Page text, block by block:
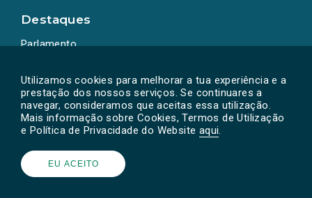
Utilizamos cookies para melhorar a tua experiência e a
prestação dos nossos serviços. Se continuares a
navegar, consideramos que aceitas essa utilização.
Mais informação sobre Cookies, Termos de Utilização
e Política de Privacidade do Website aqui.
EU ACEITO
Destaques
Parlamento
Powered by © PAN 2026